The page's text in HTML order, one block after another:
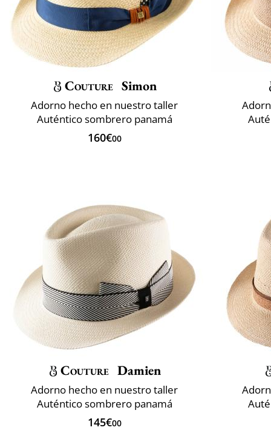
Couture Simon
Adorno hecho en nuestro taller
Auténtico sombrero panamá
160€00
Couture Damien
Adorno hecho en nuestro taller
Auténtico sombrero panamá
145€00